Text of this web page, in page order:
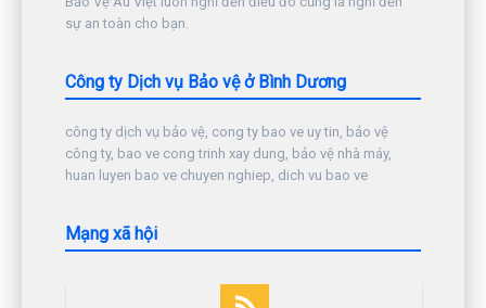
sự an toàn cho bạn.
Công ty Dịch vụ Bảo vệ ở Bình Dương
công ty dịch vụ bảo vệ, cong ty bao ve uy tin, bảo vệ
công ty, bao ve cong trinh xay dung, bảo vệ nhà máy,
huan luyen bao ve chuyen nghiep, dich vu bao ve
Mạng xã hội